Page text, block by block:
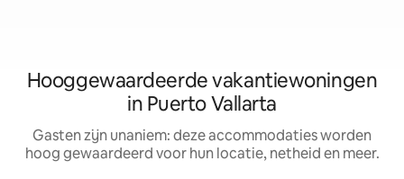
Hooggewaardeerde vakantiewoningen
in Puerto Vallarta
Gasten zijn unaniem: deze accommodaties worden
hoog gewaardeerd voor hun locatie, netheid en meer.